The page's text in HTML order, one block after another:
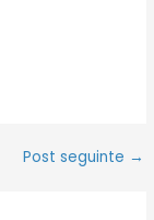
Post seguinte →